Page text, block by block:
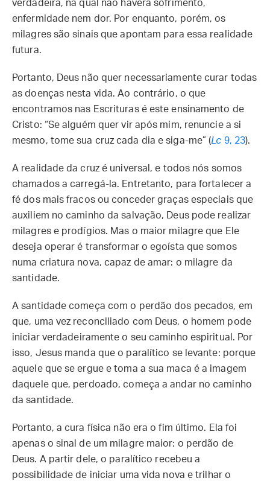
verdadeira, na qual não haverá sofrimento,
enfermidade nem dor. Por enquanto, porém, os
milagres são sinais que apontam para essa realidade
futura.
Portanto, Deus não quer necessariamente curar todas
as doenças nesta vida. Ao contrário, o que
encontramos nas Escrituras é este ensinamento de
Cristo: “Se alguém quer vir após mim, renuncie a si
mesmo, tome sua cruz cada dia e siga-me” (Lc 9, 23).
A realidade da cruz é universal, e todos nós somos
chamados a carregá-la. Entretanto, para fortalecer a
fé dos mais fracos ou conceder graças especiais que
auxiliem no caminho da salvação, Deus pode realizar
milagres e prodígios. Mas o maior milagre que Ele
deseja operar é transformar o egoísta que somos
numa criatura nova, capaz de amar: o milagre da
santidade.
A santidade começa com o perdão dos pecados, em
que, uma vez reconciliado com Deus, o homem pode
iniciar verdadeiramente o seu caminho espiritual. Por
isso, Jesus manda que o paralítico se levante: porque
aquele que se ergue e toma a sua maca é a imagem
daquele que, perdoado, começa a andar no caminho
da santidade.
Portanto, a cura física não era o fim último. Ela foi
apenas o sinal de um milagre maior: o perdão de
Deus. A partir dele, o paralítico recebeu a
possibilidade de iniciar uma vida nova e trilhar o